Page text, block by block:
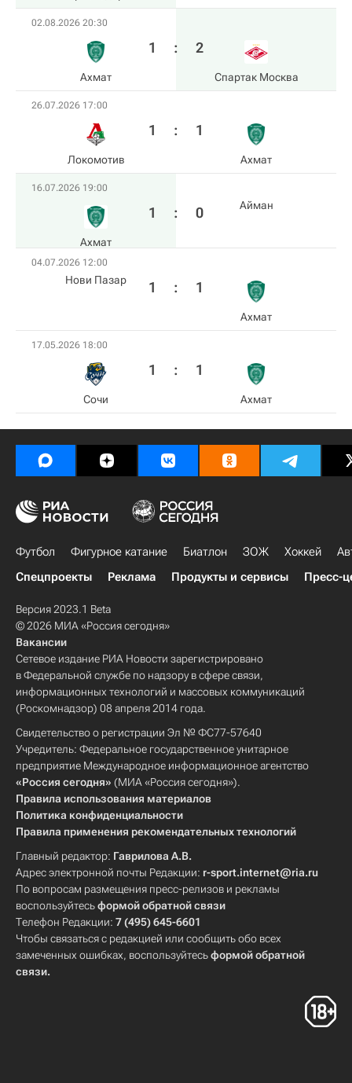
02.08.2026 20:30
Ахмат
1 : 2
Спартак Москва
26.07.2026 17:00
Локомотив
1 : 1
Ахмат
16.07.2026 19:00
Ахмат
1 : 0 Айман
04.07.2026 12:00
Нови Пазар 1 : 1
Ахмат
17.05.2026 18:00
Сочи
1 : 1
Ахмат
Футбол Фигурное катание Биатлон ЗОЖ Хоккей
Спецпроекты
Реклама Продукты и сервисы Пресс-
Версия 2023.1 Beta
© 2026 МИА «Россия сегодня»
Вакансии
Сетевое издание РИА Новости зарегистрировано
в Федеральной службе по надзору в сфере связи,
информационных технологий и массовых коммуникаций
(Роскомнадзор) 08 апреля 2014 года.
Свидетельство о регистрации Эл № ФС77-57640
Учредитель: Федеральное государственное унитарное
предприятие Международное информационное агентство
«Россия сегодня» (МИА «Россия сегодня»).
Правила использования материалов
Политика конфиденциальности
Правила применения рекомендательных технологий
Главный редактор: Гаврилова А.В.
Адрес электронной почты Редакции: r-sport.internet@ria.ru
По вопросам размещения пресс-релизов и рекламы
воспользуйтесьформой обратной связи
Телефон Редакции: 7 (495) 645-6601
Чтобы связаться с редакцией или сообщить обо всех
замеченных ошибках, воспользуйтесьформой обратной
связи.